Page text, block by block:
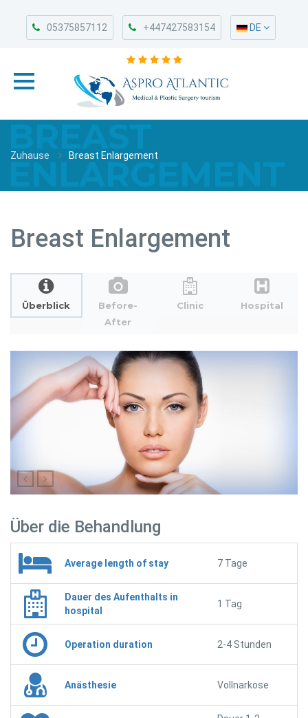
05375857112 +447427583154 DE
ENLARGEMENT
Zuhause Breast Enlargement
Breast Enlargement
Überblick
Before-
After
Clinic Hospital
Über die Behandlung
Average length of stay 7 Tage
Dauer des Aufenthalts in
hospital
1 Tag
Operation duration 2-4 Stunden
Anästhesie Vollnarkose